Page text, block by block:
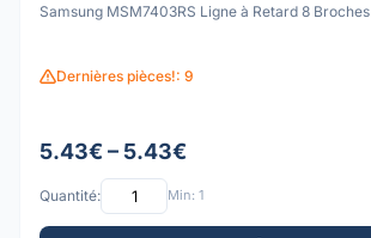
Samsung MSM7403RS Ligne à Retard 8 Broches
Dernières pièces!: 9
5.43€ – 5.43€
Quantité: Min: 1